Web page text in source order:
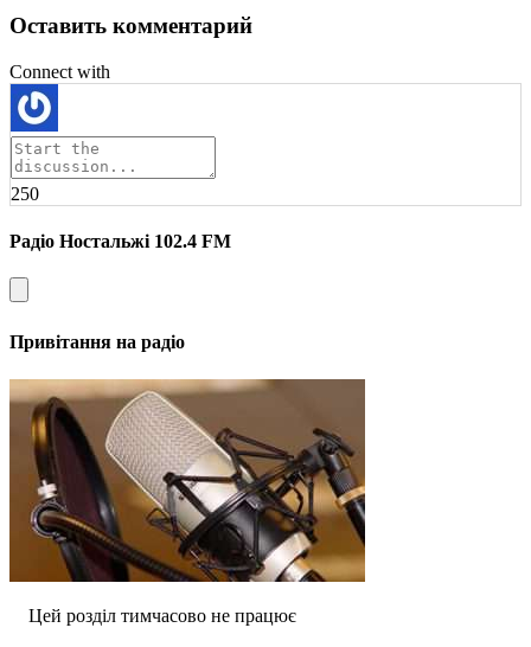
Оставить комментарий
Connect with
250
Радіо Ностальжі 102.4 FM
Привітання на радіо
Цей розділ тимчасово не працює